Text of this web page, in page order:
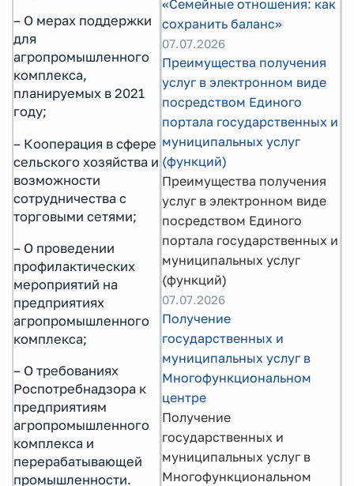
– О мерах поддержки
для
агропромышленного
комплекса,
планируемых в 2021
году;
– Кооперация в сфере
сельского хозяйства и
возможности
сотрудничества с
торговыми сетями;
– О проведении
профилактических
мероприятий на
предприятиях
агропромышленного
комплекса;
– О требованиях
Роспотребнадзора к
предприятиям
агропромышленного
комплекса и
перерабатывающей
промышленности.
«Семейные отношения: как
сохранить баланс»
07.07.2026
Преимущества получения
услуг в электронном виде
посредством Единого
портала государственных и
муниципальных услуг
(функций)
Преимущества получения
услуг в электронном виде
посредством Единого
портала государственных и
муниципальных услуг
(функций)
07.07.2026
Получение
государственных и
муниципальных услуг в
Многофункциональном
центре
Получение
государственных и
муниципальных услуг в
Многофункциональном